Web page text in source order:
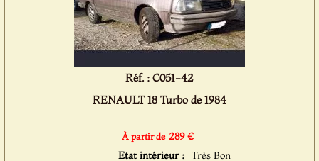
Réf. : C051-42
RENAULT 18 Turbo de 1984
À partir de 289 €
Etat intérieur : Très Bon